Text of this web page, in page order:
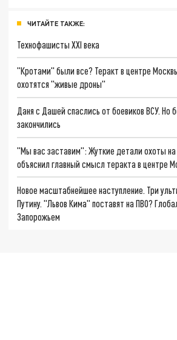
ЧИТАЙТЕ ТАКЖЕ:
Технофашисты XXI века
"Кротами" были все? Теракт в центре
охотятся "живые дроны"
Даня с Дашей спаслись от боевиков ВСУ. Но
закончились
"Мы вас заставим": Жуткие детали охоты на
объяснил главный смысл теракта в центре
Новое масштабнейшее наступление. Три
Путину. "Львов Кима" поставят на ПВО?
Запорожьем